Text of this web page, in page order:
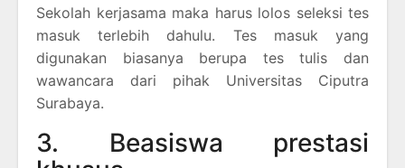
Sekolah kerjasama maka harus lolos seleksi tes
masuk terlebih dahulu. Tes masuk yang
digunakan biasanya berupa tes tulis dan
wawancara dari pihak Universitas Ciputra
Surabaya.
3. Beasiswa prestasi